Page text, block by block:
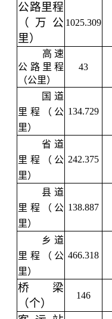
公路里程
（万公
里）
1025.309
高速
公路里程
（公里）
43
国道
里程（公
里）
134.729
省道
里程（公
里）
242.375
县道
里程（公
里）
138.887
乡道
里程（公
里）
466.318
桥梁
（个）
146